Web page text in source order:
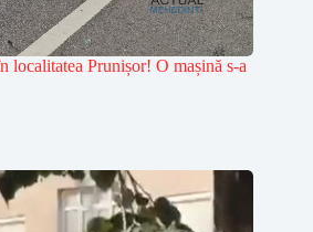
localitatea Prunișor! O mașină s-a